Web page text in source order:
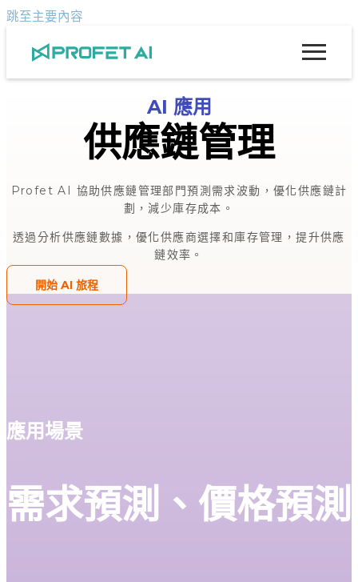
跳至主要內容
AI 應用
供應鏈管理
Profet AI 協助供應鏈管理部門預測需求波動，優化供應鏈計
劃，減少庫存成本。
透過分析供應鏈數據，優化供應商選擇和庫存管理，提升供應
鏈效率。
開始 AI 旅程
應用場景
需求預測、價格預測